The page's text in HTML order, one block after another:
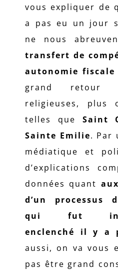
vous expliquer de
a pas eu un jour
ne nous
transfert de
autonomie fiscale
grand retour
religieuses, plus
telles que Saint
Sainte Emilie. Par
médiatique et
d’explications
données quant
d’un processus
qui fut
enclenché il y a
aussi, on va vous
pas être grand